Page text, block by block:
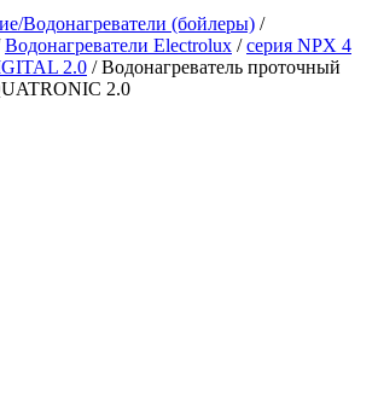
Водонагреватели (бойлеры) /
Водонагреватели Electrolux /серия NPX 4
2.0 / Водонагреватель проточный
2.0